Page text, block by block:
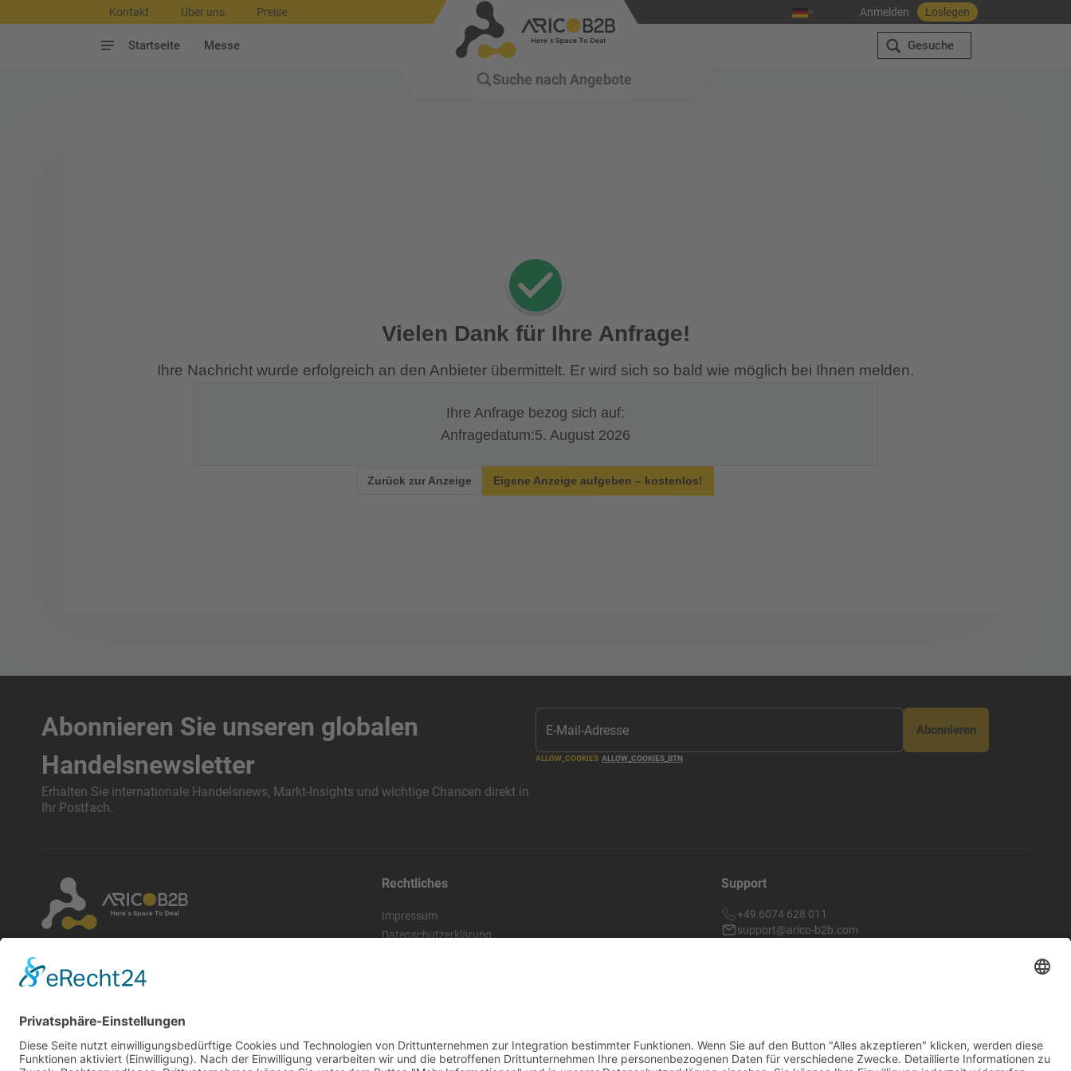
Kontakt Über uns Preise Anmelden Loslegen
Startseite Messe
Suche nach Angebote
Gesuche
Vielen Dank für Ihre Anfrage!
Ihre Nachricht wurde erfolgreich an den Anbieter übermittelt. Er wird sich so bald wie möglich bei Ihnen melden.
Ihre Anfrage bezog sich auf:
Anfragedatum:5. August 2026
Zurück zur Anzeige Eigene Anzeige aufgeben – kostenlos!
Abonnieren Sie unseren globalen
Handelsnewsletter
Erhalten Sie internationale Handelsnews, Markt-Insights und wichtige Chancen direkt in
Ihr Postfach.
ALLOW_COOKIES ALLOW_COOKIES_BTN
Abonnieren
unsere Allgemeinen Geschäftsbedingungen und
Datenschutzbestimmungen. Markenrechte gehören
externer Websites.
Rechtliches
Impressum
Datenschutzerklärung
Support
+49 6074 628 011
support@arico-b2b.com